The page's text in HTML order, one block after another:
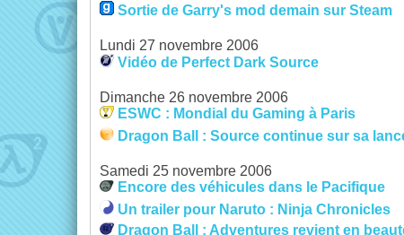
Sortie de Garry's mod demain sur Steam
Lundi 27 novembre 2006
Vidéo de Perfect Dark Source
Dimanche 26 novembre 2006
ESWC : Mondial du Gaming à Paris
Dragon Ball : Source continue sur sa
Samedi 25 novembre 2006
Encore des véhicules dans le Pacifique
Un trailer pour Naruto : Ninja Chronicles
Dragon Ball : Adventures revient en